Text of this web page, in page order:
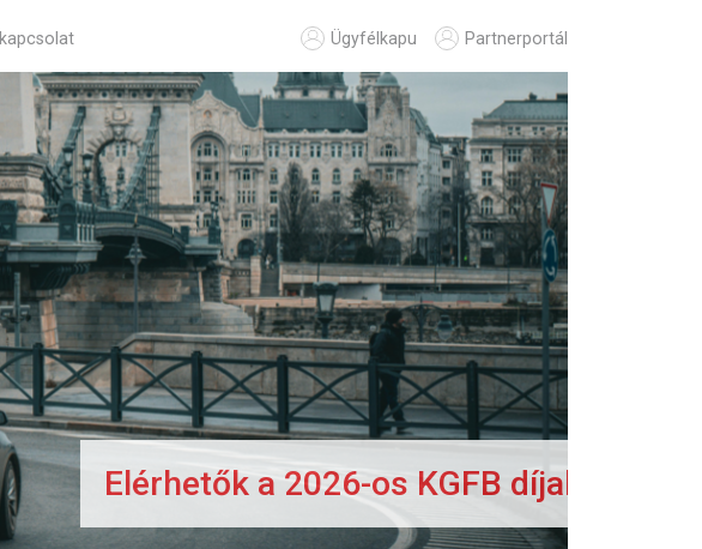
kapcsolat Partnerportál
Ügyfélkapu
Elérhetők a 2026-os KGFB díjak >>